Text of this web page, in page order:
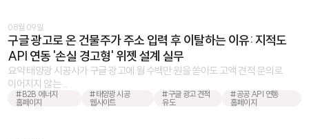
08월 09일
구글 광고로 온 건물주가 주소 입력 후 이탈하는 이유: 지적도
API 연동 '손실 경고형' 위젯 설계 실무
요약 태양광 시공사가 구글 광고에 월 수백만 원을 쏟아도 고액 견적 문의로
이어지지 않는 ...
#B2B 에너지
홈페이지
#태양광 시공
웹사이트
#구글 광고 견적
유도
#공공 API 연동
홈페이지